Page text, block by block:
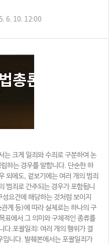
6. 10. 12:00
는 크게 일죄와 수죄로 구분하여 논
하는 경우를 말합니다. 단순한 하
외에도, 겉보기에는 여러 개의 범죄
범죄로 간주되는 경우가 포함됩니
요건에 해당하는 것처럼 보이지
계 등)에 따라 실제로는 하나의 구
표에서 그 의미와 구체적인 종류를
다.포괄일죄: 여러 개의 행위가 결
니다. 발췌본에서는 포괄일죄가